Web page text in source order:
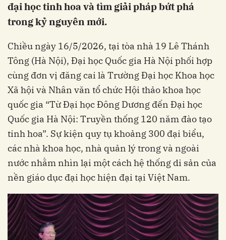
đại học tinh hoa và tìm giải pháp bứt phá
trong kỷ nguyên mới.
Chiều ngày 16/5/2026, tại tòa nhà 19 Lê Thánh
Tông (Hà Nội), Đại học Quốc gia Hà Nội phối hợp
cùng đơn vị đăng cai là Trường Đại học Khoa học
Xã hội và Nhân văn tổ chức Hội thảo khoa học
quốc gia “Từ Đại học Đông Dương đến Đại học
Quốc gia Hà Nội: Truyền thống 120 năm đào tạo
tinh hoa”. Sự kiện quy tụ khoảng 300 đại biểu,
các nhà khoa học, nhà quản lý trong và ngoài
nước nhằm nhìn lại một cách hệ thống di sản của
nền giáo dục đại học hiện đại tại Việt Nam.